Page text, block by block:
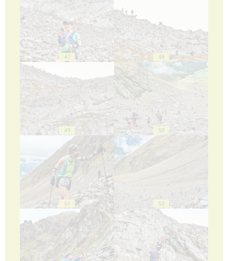
47 48
49 50
51 52